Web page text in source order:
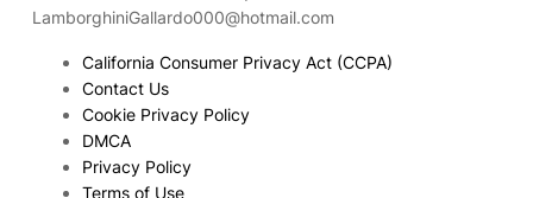
LamborghiniGallardo000@hotmail.com
California Consumer Privacy Act (CCPA)
Contact Us
Cookie Privacy Policy
DMCA
Privacy Policy
Terms of Use